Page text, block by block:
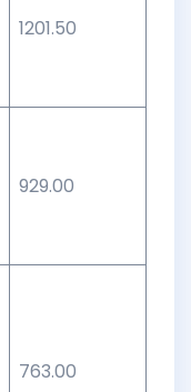
1201.50
929.00
763.00